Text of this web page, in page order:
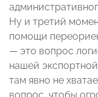
Ну и третий
помощи
— это вопрос
нашей
там явно не